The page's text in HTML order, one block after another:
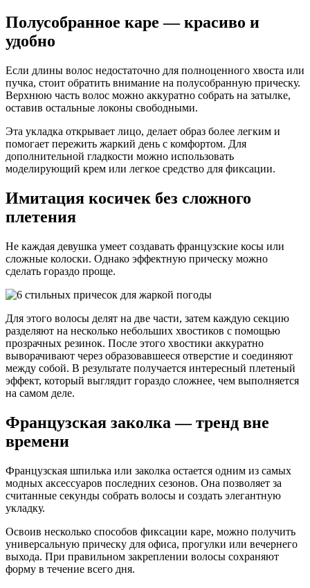
Полусобранное каре — красиво и
удобно
Если длины волос недостаточно для полноценного хвоста или
пучка, стоит обратить внимание на полусобранную прическу.
Верхнюю часть волос можно аккуратно собрать на затылке,
оставив остальные локоны свободными.
Эта укладка открывает лицо, делает образ более легким и
помогает пережить жаркий день с комфортом. Для
дополнительной гладкости можно использовать
моделирующий крем или легкое средство для фиксации.
Имитация косичек без сложного
плетения
Не каждая девушка умеет создавать французские косы или
сложные колоски. Однако эффектную прическу можно
сделать гораздо проще.
Для этого волосы делят на две части, затем каждую секцию
разделяют на несколько небольших хвостиков с помощью
прозрачных резинок. После этого хвостики аккуратно
выворачивают через образовавшееся отверстие и соединяют
между собой. В результате получается интересный плетеный
эффект, который выглядит гораздо сложнее, чем выполняется
на самом деле.
Французская заколка — тренд вне
времени
Французская шпилька или заколка остается одним из самых
модных аксессуаров последних сезонов. Она позволяет за
считанные секунды собрать волосы и создать элегантную
укладку.
Освоив несколько способов фиксации каре, можно получить
универсальную прическу для офиса, прогулки или вечернего
выхода. При правильном закреплении волосы сохраняют
форму в течение всего дня.